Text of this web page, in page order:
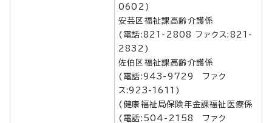
0602)
安芸区福祉課高齢介護係
(電話:821-2808 ファクス:821-
2832)
佐伯区福祉課高齢介護係
(電話:943-9729 ファク
ス:923-1611)
(健康福祉局保険年金課福祉医療係
(電話:504-2158 ファク